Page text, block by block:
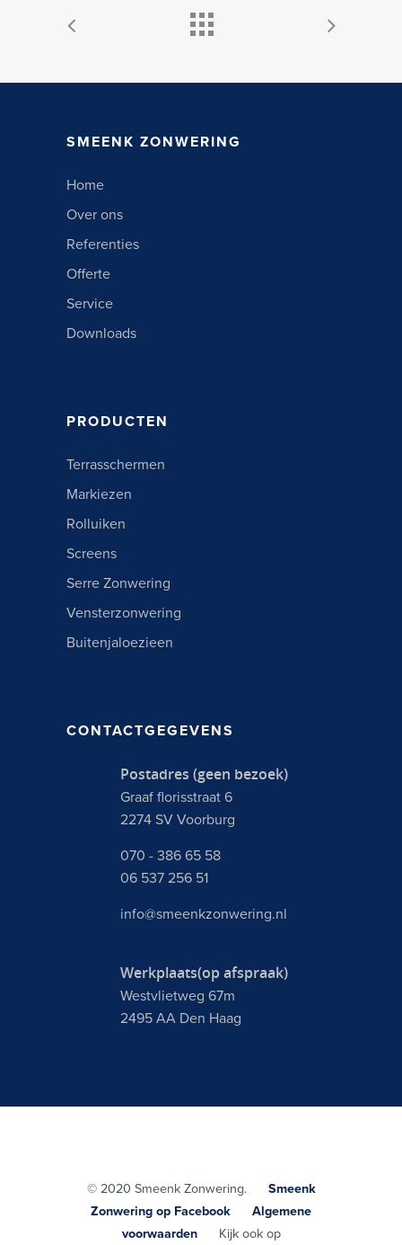
SMEENK ZONWERING
Home
Over ons
Referenties
Offerte
Service
Downloads
PRODUCTEN
Terrasschermen
Markiezen
Rolluiken
Screens
Serre Zonwering
Vensterzonwering
Buitenjaloezieen
CONTACTGEGEVENS
Postadres (geen bezoek)
Graaf florisstraat 6
2274 SV Voorburg
070 - 386 65 58
06 537 256 51
info@smeenkzonwering.nl
Werkplaats(op afspraak)
Westvlietweg 67m
2495 AA Den Haag
© 2020 Smeenk Zonwering. Smeenk
Zonwering op Facebook
Algemene
voorwaardenKijk ook op